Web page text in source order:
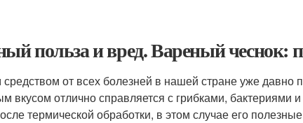
польза и вред. Вареный чеснок:
от всех болезней в нашей стране уже давно
вкусом отлично справляется с грибками, бактериями
термической обработки, в этом случае его